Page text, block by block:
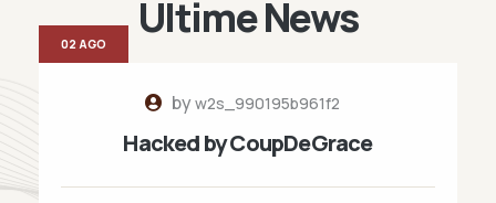
Ultime News
byw2s_990195b961f2
Hacked by CoupDeGrace
02 AGO